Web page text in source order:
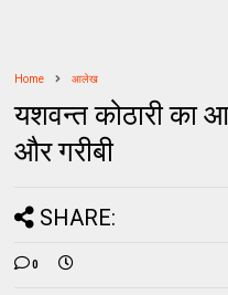
Home आलेख
यशवन्त कोठारी का
और गरीबी
SHARE:
0